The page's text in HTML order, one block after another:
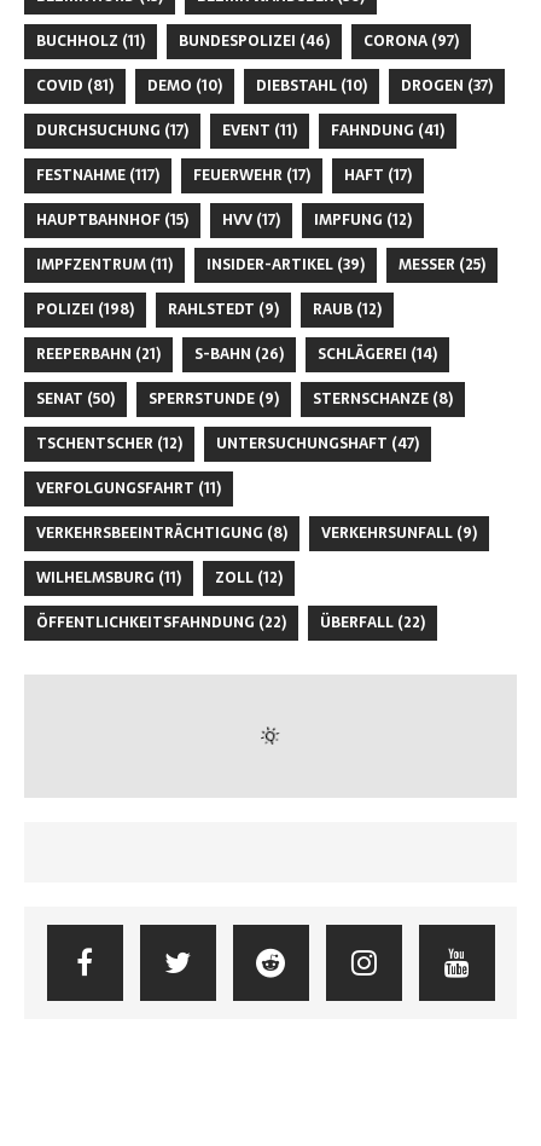
BUCHHOLZ (11) BUNDESPOLIZEI (46) CORONA (97)
COVID (81) DEMO (10) DIEBSTAHL (10) DROGEN (37)
DURCHSUCHUNG (17) EVENT (11) FAHNDUNG (41)
FESTNAHME (117) FEUERWEHR (17) HAFT (17)
HAUPTBAHNHOF (15) HVV (17) IMPFUNG (12)
IMPFZENTRUM (11) INSIDER-ARTIKEL (39) MESSER (25)
POLIZEI (198) RAHLSTEDT (9) RAUB (12)
REEPERBAHN (21) S-BAHN (26) SCHLÄGEREI (14)
SENAT (50) SPERRSTUNDE (9) STERNSCHANZE (8)
TSCHENTSCHER (12) UNTERSUCHUNGSHAFT (47)
VERFOLGUNGSFAHRT (11)
VERKEHRSBEEINTRÄCHTIGUNG (8) VERKEHRSUNFALL (9)
WILHELMSBURG (11) ZOLL (12)
ÖFFENTLICHKEITSFAHNDUNG (22) ÜBERFALL (22)